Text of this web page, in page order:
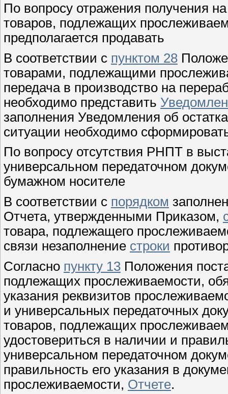
По вопросу отражения получения
товаров, подлежащих
предполагается продавать
В соответствии с пунктом 28
товарами, подлежащими
передача в производство на
необходимо представить
заполнения Уведомления об
ситуации необходимо
По вопросу отсутствия РНПТ в
универсальном передаточном
бумажном носителе
В соответствии с порядком
Отчета, утвержденными Приказом,
товара, подлежащего
связи незаполнение строки
Согласно пункту 13 Положения
подлежащих прослеживаемости,
указания реквизитов
и универсальных передаточных
товаров, подлежащих
удостовериться в наличии и
универсальном передаточном
правильность его указания в
прослеживаемости, Отчете.